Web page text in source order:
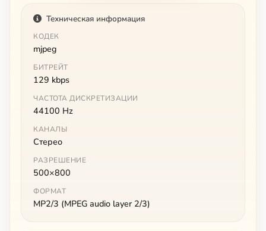
Техническая информация
КОДЕК
mjpeg
БИТРЕЙТ
129 kbps
ЧАСТОТА ДИСКРЕТИЗАЦИИ
44100 Hz
КАНАЛЫ
Стерео
РАЗРЕШЕНИЕ
500×800
ФОРМАТ
MP2/3 (MPEG audio layer 2/3)